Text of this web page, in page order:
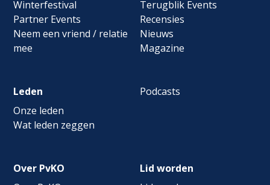
Winterfestival
Partner Events
Neem een vriend / relatie
mee
Terugblik Events
Recensies
Nieuws
Magazine
Leden
Onze leden
Wat leden zeggen
Podcasts
Over PvKO
Lid worden